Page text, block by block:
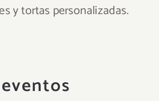
y tortas personalizadas.